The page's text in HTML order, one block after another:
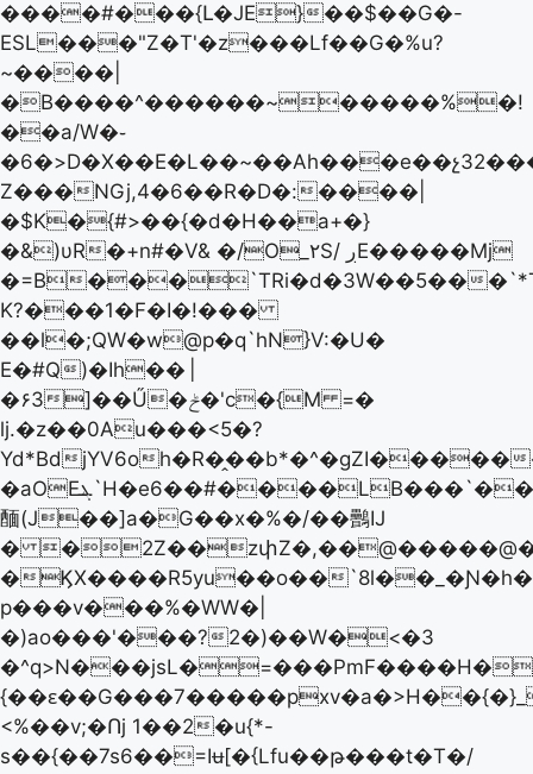
����#���{Լ�JE}��$��G�-
ESL���"Z�T'�z���Lf��G�%u?
~����|
�B����^������~�����%�!
��a/W�֊
Z���NGj,4�6��R�D�:����|
�$K�{#>��{�d�H��a+�}
�&)υR�+n#�V& �/O_۲S/ ڔE�����Mj
�=B���`TRi�d�3W��5��
K?���1�F�I�!���
��l�;QW�w@p�q`hN}V:�U�
E�#Q)�Ih��
�۶3]��Ű�ݲ�'c�{M =�
ǉ.�z��0Au���<5�?
Yd*BdjYV6o
�aOEܔ`H�e6��#����LB���`��;�:�Ѥ�c�9��Rk��<��{��̿�?
䤄(J��]a�G��x�%�/��䴑IJ
�
�ϏX����R5yu��o��
p���v���%�WW�|
�)ao���'���?2�)��W�<�3
<%��v;�Ոj 1��2�u{*-
s��{��7s6��=Iʉ[�{Lfu��թ���t�T�/